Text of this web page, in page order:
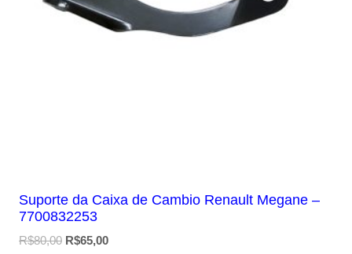
Suporte da Caixa de Cambio Renault Megane –
7700832253
R$80,00 O
R$65,00O